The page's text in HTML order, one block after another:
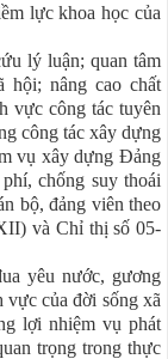
lực khoa học của
lý luận; quan tâm
hội; nâng cao chất
vực công tác tuyên
công tác xây dựng
vụ xây dựng Đảng
chống suy thoái
bộ, đảng viên theo
và Chỉ thị số 05-
yêu nước, gương
của đời sống xã
lợi nhiệm vụ phát
trọng trong thực